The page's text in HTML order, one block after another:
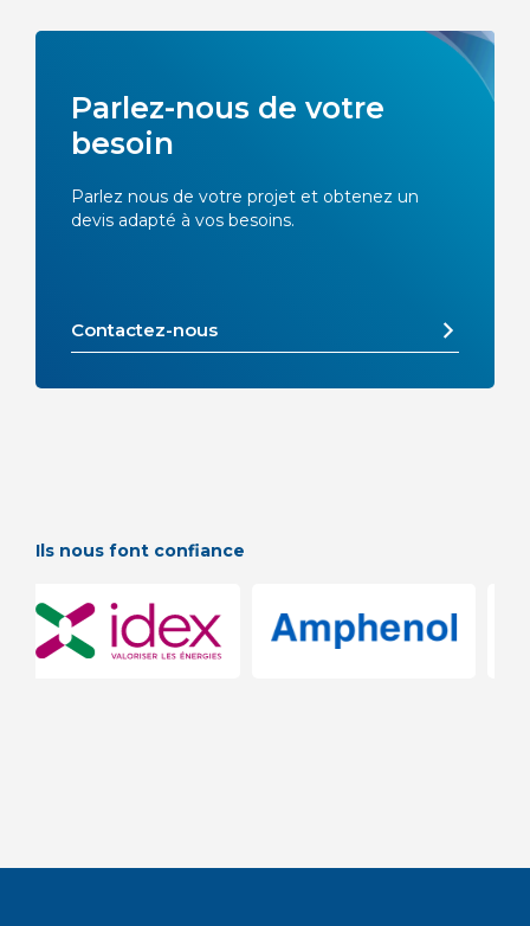
Parlez-nous de votre
besoin
Parlez nous de votre projet et obtenez un
devis adapté à vos besoins.
Contactez-nous
Ils nous font confiance